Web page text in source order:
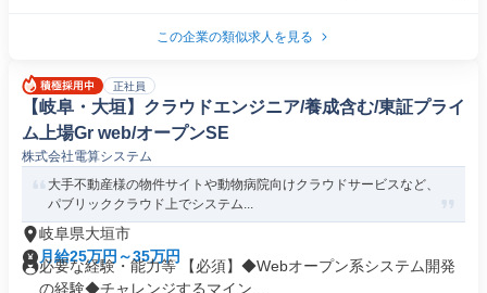
この企業の類似求人を見る
正社員
【岐阜・大垣】クラウドエンジニア/養成含む/東証プライ
ム上場Gr web/オープンSE
株式会社電算システム
大手不動産様の物件サイトや動物病院向けクラウドサービスなど、
パブリッククラウド上でシステム...
岐阜県大垣市
月給25万円～35万円
必要な経験・能力等 【必須】◆Webオープン系システム開発
の経験◆チャレンジするマイン...